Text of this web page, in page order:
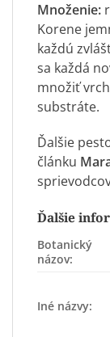
Množenie:
Korene
každú
sa každá
množiť
substráte.
Ďalšie
článku
Ďalšie
Botanický
názov:
Iné názvy: